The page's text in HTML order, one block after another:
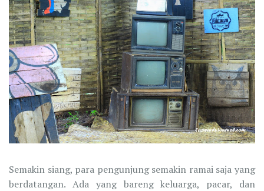
Semakin siang, para pengunjung semakin ramai saja yang
berdatangan. Ada yang bareng keluarga, pacar, dan